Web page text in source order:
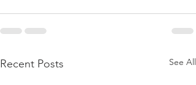
Recent Posts See All